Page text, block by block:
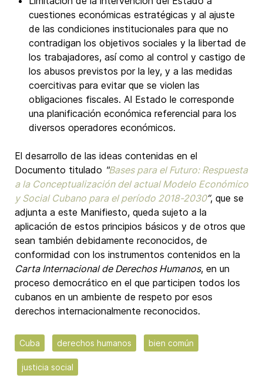
cuestiones económicas estratégicas y al ajuste
de las condiciones institucionales para que no
contradigan los objetivos sociales y la libertad de
los trabajadores, así como al control y castigo de
los abusos previstos por la ley, y a las medidas
coercitivas para evitar que se violen las
obligaciones fiscales. Al Estado le corresponde
una planificación económica referencial para los
diversos operadores económicos.
El desarrollo de las ideas contenidas en el
Documento titulado "Bases para el Futuro: Respuesta
a la Conceptualización del actual Modelo Económico
y Social Cubano para el período 2018-2030”, que se
adjunta a este Manifiesto, queda sujeto a la
aplicación de estos principios básicos y de otros que
sean también debidamente reconocidos, de
conformidad con los instrumentos contenidos en la
Carta Internacional de Derechos Humanos, en un
proceso democrático en el que participen todos los
cubanos en un ambiente de respeto por esos
derechos internacionalmente reconocidos.
Cuba derechos humanos bien común
justicia social